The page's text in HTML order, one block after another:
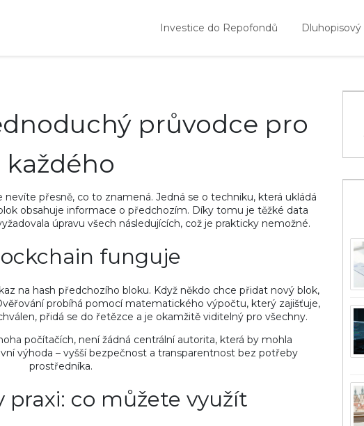
Investice do Repofondů
průvodce pro
každého
nevíte přesně, co to znamená. Jedná se o techniku, která ukládá
obsahuje informace o předchozím. Díky tomu je těžké data
úpravu všech následujících, což je prakticky nemožné.
funguje
na hash předchozího bloku. Když někdo chce přidat nový blok,
probíhá pomocí matematického výpočtu, který zajišťuje,
přidá se do řetězce a je okamžitě viditelný pro všechny.
počítačích, není žádná centrální autorita, která by mohla
výhoda – vyšší bezpečnost a transparentnost bez potřeby
prostředníka.
praxi: co můžete využít